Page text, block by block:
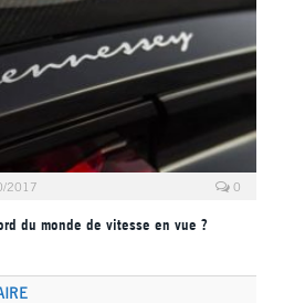
2017 0
du monde de vitesse en vue ?